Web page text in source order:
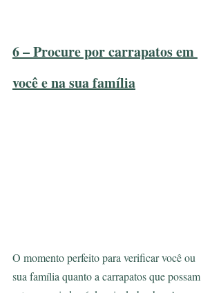
6 – Procure por carrapatos em
você e na sua família
O momento perfeito para verificar você ou
sua família quanto a carrapatos que possam